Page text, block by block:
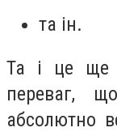
та ін.
Та і це ще
переваг,
абсолютно